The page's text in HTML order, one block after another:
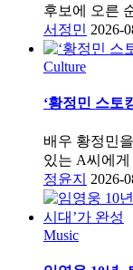
후보에 오른
서정민 2026-
Culture
‘황정민 스토
배우 황정민
있는 A씨에
정윤지
2026-
Music